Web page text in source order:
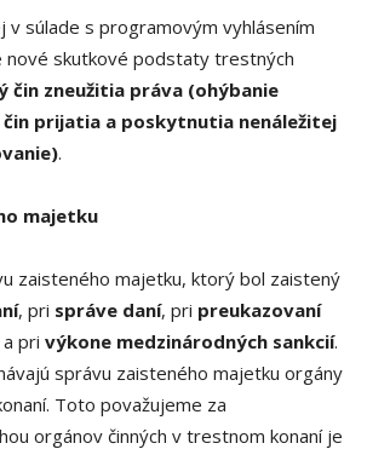
v súlade s programovým vyhlásením
nové skutkové podstaty trestných
čin zneužitia práva (ohýbanie
prijatia a poskytnutia nenáležitej
.
majetku
zaisteného majetku, ktorý bol zaistený
, pri správe daní, pri preukazovaní
a pri výkone medzinárodných sankcií.
správu zaisteného majetku orgány
Toto považujeme za
orgánov činných v trestnom konaní je